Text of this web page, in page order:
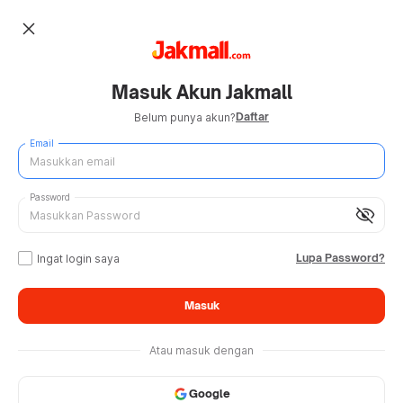
close
Masuk Akun Jakmall
Belum punya akun?Daftar
Email
visibility_off
Password
Ingat login saya Lupa Password?
Masuk
Atau masuk dengan
Google